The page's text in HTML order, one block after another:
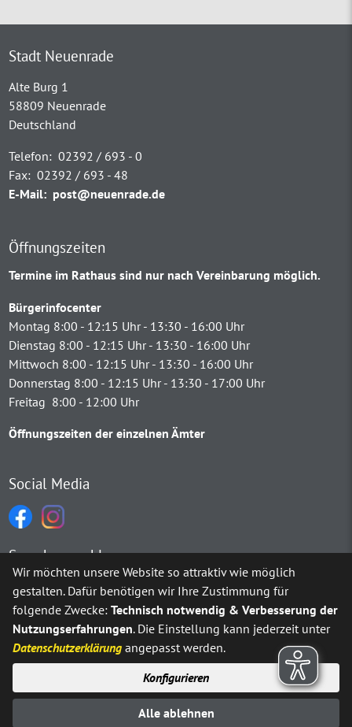
Stadt Neuenrade
Alte Burg 1
58809 Neuenrade
Deutschland
Telefon: 02392 / 693 - 0
Fax: 02392 / 693 - 48
E-Mail: post@neuenrade.de
Öffnungszeiten
Termine im Rathaus sind nur nach Vereinbarung möglich.
Bürgerinfocenter
Montag 8:00 - 12:15 Uhr - 13:30 - 16:00 Uhr
Dienstag 8:00 - 12:15 Uhr - 13:30 - 16:00 Uhr
Mittwoch 8:00 - 12:15 Uhr - 13:30 - 16:00 Uhr
Donnerstag 8:00 - 12:15 Uhr - 13:30 - 17:00 Uhr
Freitag 8:00 - 12:00 Uhr
Öffnungszeiten der einzelnen Ämter
Social Media
Sprachauswahl
Möchten Sie vonGoogle Translate bereitgestellte externe
Ja Immer
Impressum
Datenschutz
Wir möchten unsere Website so attraktiv wie möglich
gestalten. Dafür benötigen wir Ihre Zustimmung für
folgende Zwecke:Technisch notwendig & Verbesserung der
Nutzungserfahrungen. Die Einstellung kann jederzeit unter
Datenschutzerklärung angepasst werden.
Konfigurieren
Alle ablehnen